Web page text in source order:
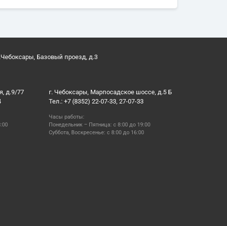
Базовый проезд, д.3
д.9/77
г. Чебоксары, Марпосадское шоссе, д.5 Б
Тел.: +7 (8352) 22-07-33, 27-07-33
Часы работы:
Понедельник – Пятница: с 8:00 до 19:00
Суббота, Воскресенье: с 8:00 до 16:00